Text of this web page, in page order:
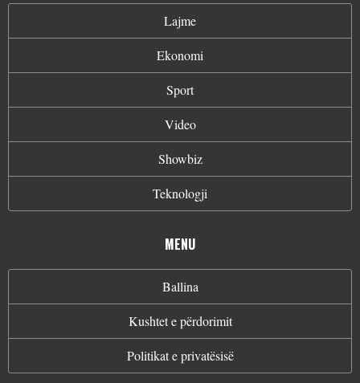
Lajme
Ekonomi
Sport
Video
Showbiz
Teknologji
MENU
Ballina
Kushtet e përdorimit
Politikat e privatësisë